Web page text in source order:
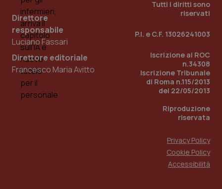
Direttore
responsabile
Luciano Fassari
Direttore editoriale
Francesco Maria Avitto
Tutti i diritti sono
riservati
P.I. e C.F. 13026241003
Iscrizione al ROC
n.34308
Iscrizione Tribunale
di Roma n.115/2013
del 22/05/2013
Riproduzione
riservata
Privacy Policy
Cookie Policy
Accessibilità
_ga_KM60CM4NPH .quotidianosanita.it
1
mese
Scadenza
Scadenza